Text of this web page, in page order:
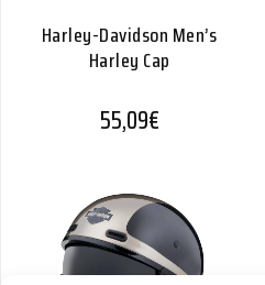
Harley-Davidson Men’s
Harley Cap
55,09€